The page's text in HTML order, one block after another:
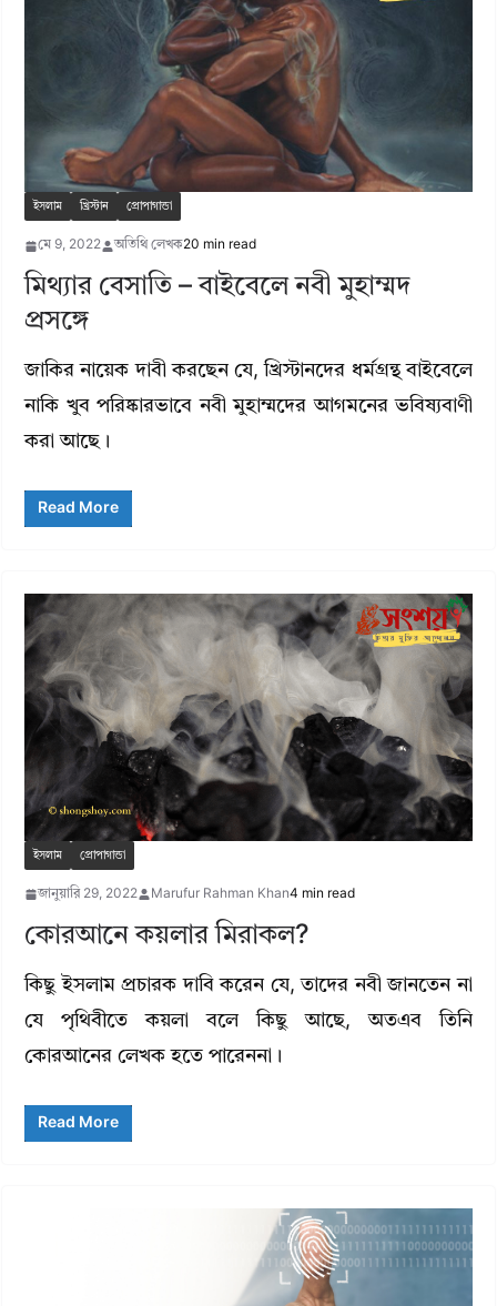
ইসলাম খ্রিস্টান প্রোপাগান্ডা
মে 9, 2022 অতিথি লেখক20 min read
মিথ্যার বেসাতি – বাইবেলে নবী মুহাম্মদ
প্রসঙ্গে
জাকির নায়েক দাবী করছেন যে, খ্রিস্টানদের ধর্মগ্রন্থ বাইবেলে
নাকি খুব পরিষ্কারভাবে নবী মুহাম্মদের আগমনের ভবিষ্যবাণী
করা আছে।
Read More
ইসলাম প্রোপাগান্ডা
জানুয়ারি 29, 2022 Marufur Rahman Khan4 min read
কোরআনে কয়লার মিরাকল?
কিছু ইসলাম প্রচারক দাবি করেন যে, তাদের নবী জানতেন না
যে পৃথিবীতে কয়লা বলে কিছু আছে, অতএব তিনি
কোরআনের লেখক হতে পারেননা।
Read More